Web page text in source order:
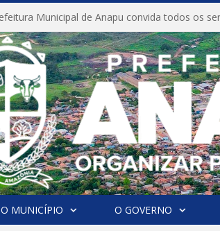
O MUNICÍPIO O GOVERNO